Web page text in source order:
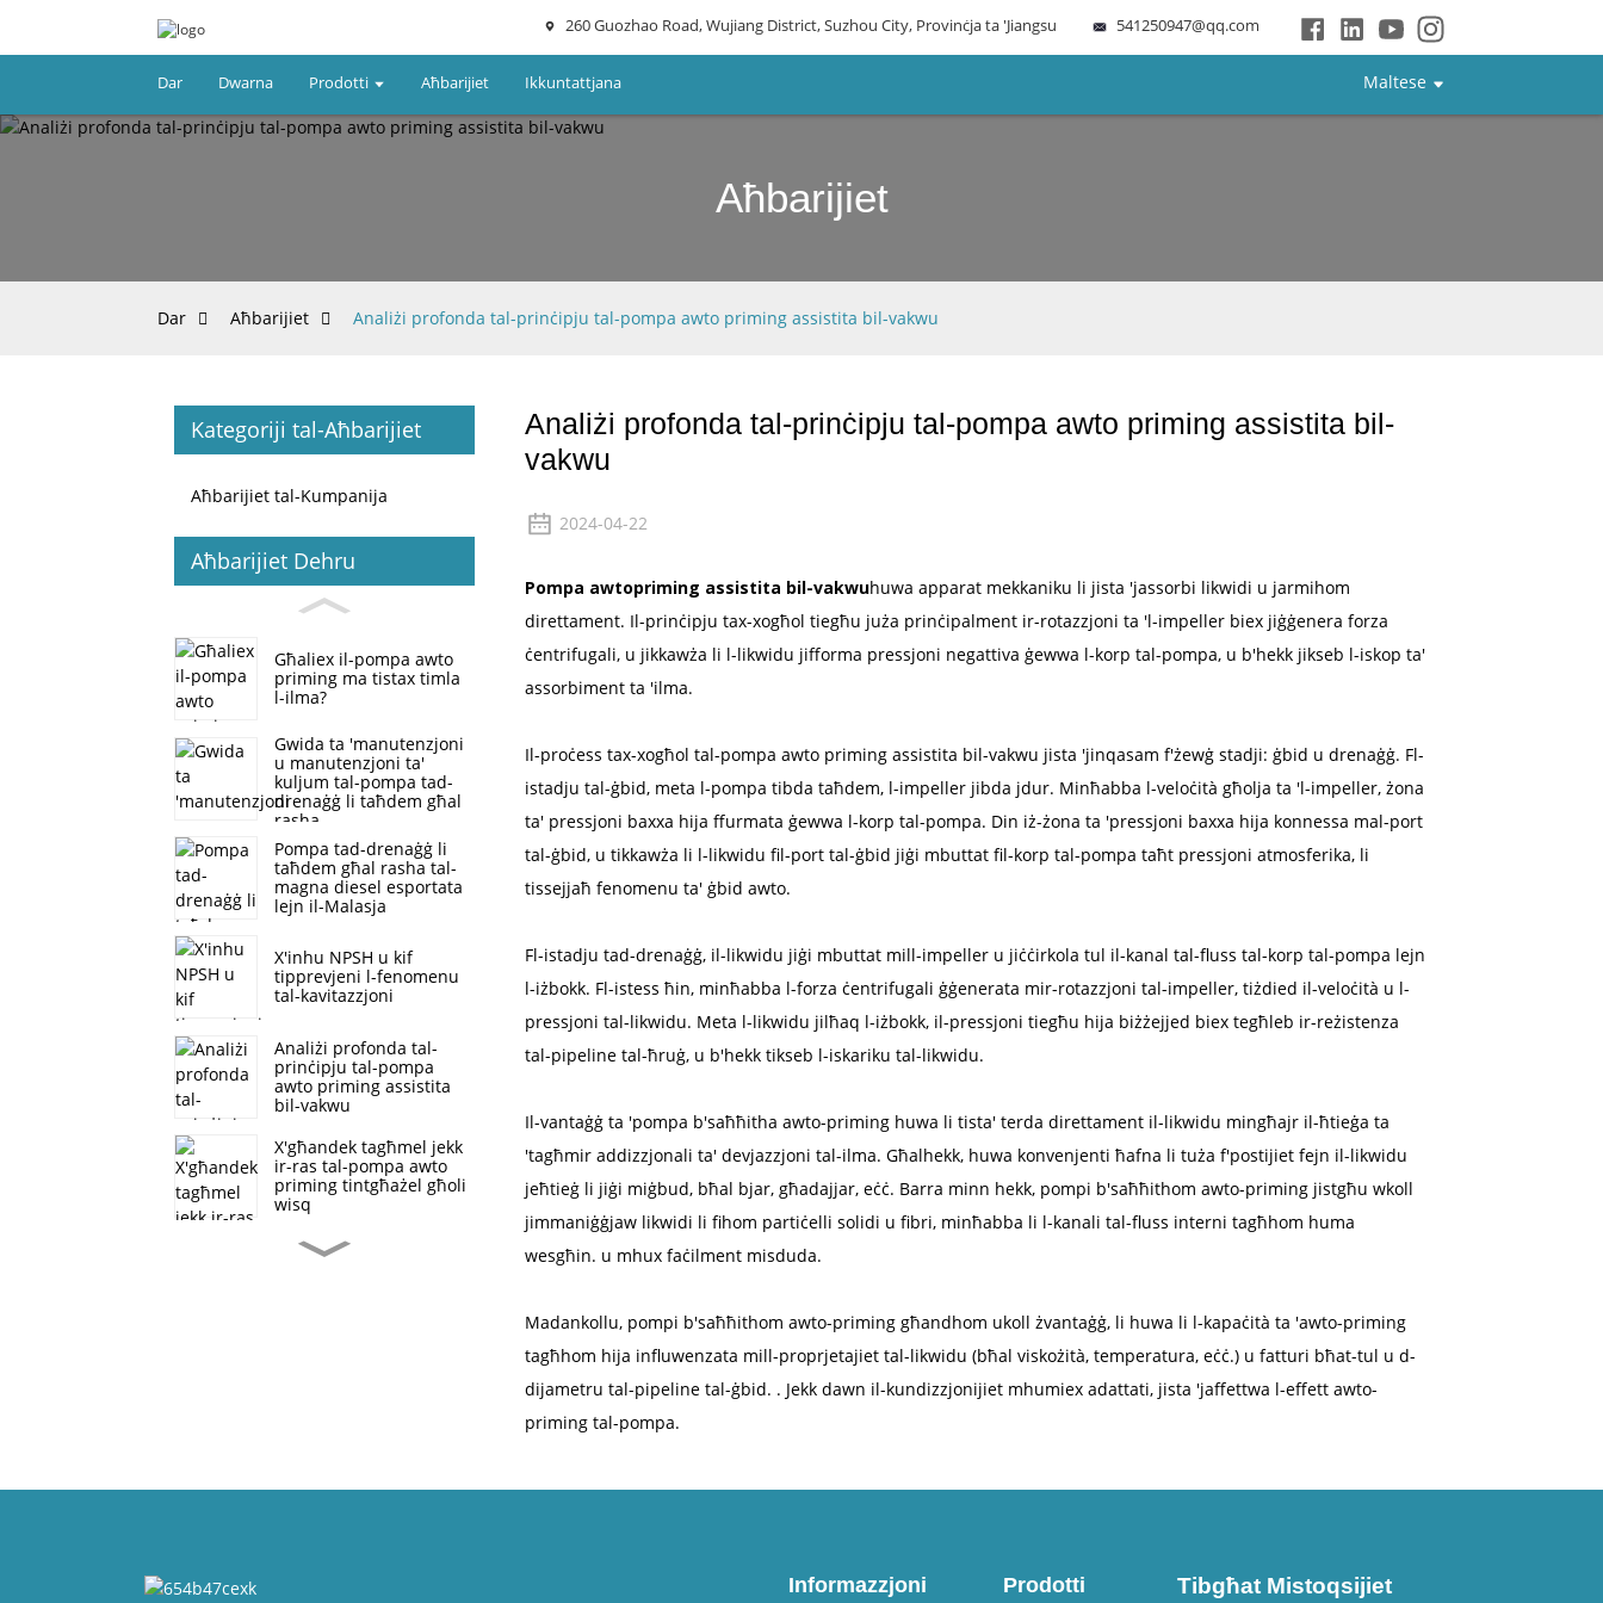
260 Guozhao Road, Wujiang District, Suzhou City, Provinċja ta 'Jiangsu 541250947@qq.com
Dar Dwarna Prodotti Aħbarijiet Ikkuntattjana Maltese
Aħbarijiet
Dar Aħbarijiet Analiżi profonda tal-prinċipju tal-pompa awto priming assistita bil-vakwu
Kategoriji tal-Aħbarijiet
Aħbarijiet tal-Kumpanija
Aħbarijiet Dehru
Għaliex il-pompa awto
priming ma tistax timla
l-ilma?
Gwida ta 'manutenzjoni
u manutenzjoni ta'
kuljum tal-pompa tad-
drenaġġ li taħdem għal
rasha
Pompa tad-drenaġġ li
taħdem għal rasha tal-
magna diesel esportata
lejn il-Malasja
X'inhu NPSH u kif
tipprevjeni l-fenomenu
tal-kavitazzjoni
Analiżi profonda tal-
prinċipju tal-pompa
awto priming assistita
bil-vakwu
X'għandek tagħmel jekk
ir-ras tal-pompa awto
priming tintgħażel għoli
wisq
Applikazzjoni ta 'Pompa
Analiżi profonda tal-prinċipju tal-pompa awto priming assistita bil-
vakwu
2024-04-22
Pompa awtopriming assistita bil-vakwuhuwa apparat mekkaniku li jista 'jassorbi likwidi u jarmihom
direttament. Il-prinċipju tax-xogħol tiegħu juża prinċipalment ir-rotazzjoni ta 'l-impeller biex jiġġenera forza
ċentrifugali, u jikkawża li l-likwidu jifforma pressjoni negattiva ġewwa l-korp tal-pompa, u b'hekk jikseb l-iskop ta'
assorbiment ta 'ilma.
Il-proċess tax-xogħol tal-pompa awto priming assistita bil-vakwu jista 'jinqasam f'żewġ stadji: ġbid u drenaġġ. Fl-
istadju tal-ġbid, meta l-pompa tibda taħdem, l-impeller jibda jdur. Minħabba l-veloċità għolja ta 'l-impeller, żona
ta' pressjoni baxxa hija ffurmata ġewwa l-korp tal-pompa. Din iż-żona ta 'pressjoni baxxa hija konnessa mal-port
tal-ġbid, u tikkawża li l-likwidu fil-port tal-ġbid jiġi mbuttat fil-korp tal-pompa taħt pressjoni atmosferika, li
tissejjaħ fenomenu ta' ġbid awto.
Fl-istadju tad-drenaġġ, il-likwidu jiġi mbuttat mill-impeller u jiċċirkola tul il-kanal tal-fluss tal-korp tal-pompa lejn
l-iżbokk. Fl-istess ħin, minħabba l-forza ċentrifugali ġġenerata mir-rotazzjoni tal-impeller, tiżdied il-veloċità u l-
pressjoni tal-likwidu. Meta l-likwidu jilħaq l-iżbokk, il-pressjoni tiegħu hija biżżejjed biex tegħleb ir-reżistenza
tal-pipeline tal-ħruġ, u b'hekk tikseb l-iskariku tal-likwidu.
Il-vantaġġ ta 'pompa b'saħħitha awto-priming huwa li tista' terda direttament il-likwidu mingħajr il-ħtieġa ta
'tagħmir addizzjonali ta' devjazzjoni tal-ilma. Għalhekk, huwa konvenjenti ħafna li tuża f'postijiet fejn il-likwidu
jeħtieġ li jiġi miġbud, bħal bjar, għadajjar, eċċ. Barra minn hekk, pompi b'saħħithom awto-priming jistgħu wkoll
jimmaniġġjaw likwidi li fihom partiċelli solidi u fibri, minħabba li l-kanali tal-fluss interni tagħhom huma
wesgħin. u mhux faċilment misduda.
Madankollu, pompi b'saħħithom awto-priming għandhom ukoll żvantaġġ, li huwa li l-kapaċità ta 'awto-priming
tagħhom hija influwenzata mill-proprjetajiet tal-likwidu (bħal viskożità, temperatura, eċċ.) u fatturi bħat-tul u d-
dijametru tal-pipeline tal-ġbid. . Jekk dawn il-kundizzjonijiet mhumiex adattati, jista 'jaffettwa l-effett awto-
priming tal-pompa.
Informazzjoni Prodotti Tibgħat Mistoqsijiet